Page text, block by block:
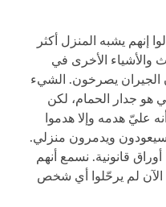
إنهم يشبه المنزل أكثر
والأشياء الأخرى في
الجيران يصرخون. الشيء
هو جدار الحمام، لكن
عليّ هدمه وإلا هدموا
ويدمرون منزلي.
قانونية. نسمع أنهم
الآن لم يرحّلوا أي شخص